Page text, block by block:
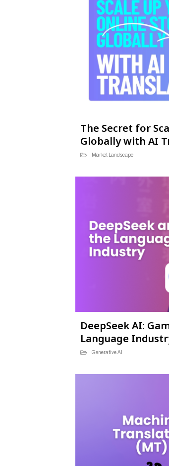
The Secret for
Globally with AI
Market Landscape
DeepSeek AI:
Language
Generative AI